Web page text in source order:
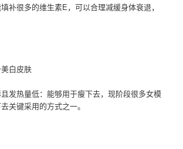
补很多的维生素E，可以合理减缓身体衰退，
白皮肤
发热量低：能够用于瘦下去，现阶段很多女模
关键采用的方式之一。